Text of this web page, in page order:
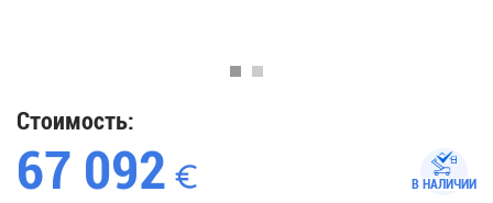
Купить новую технику
Сферы применения
Стоимость:
67 092 В НАЛИЧИИ